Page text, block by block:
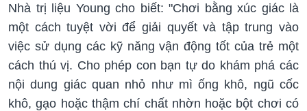
Nhà trị liệu Young cho biết: "Chơi bằng xúc giác là
một cách tuyệt vời để giải quyết và tập trung vào
việc sử dụng các kỹ năng vận động tốt của trẻ một
cách thú vị. Cho phép con bạn tự do khám phá các
nội dung giác quan nhỏ như mì ống khô, ngũ cốc
khô, gạo hoặc thậm chí chất nhờn hoặc bột chơi có